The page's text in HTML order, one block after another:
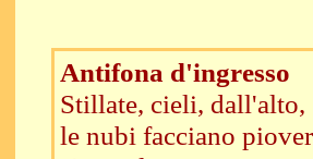
Antifona d'ingresso
Stillate, cieli, dall'alto,
le nubi facciano